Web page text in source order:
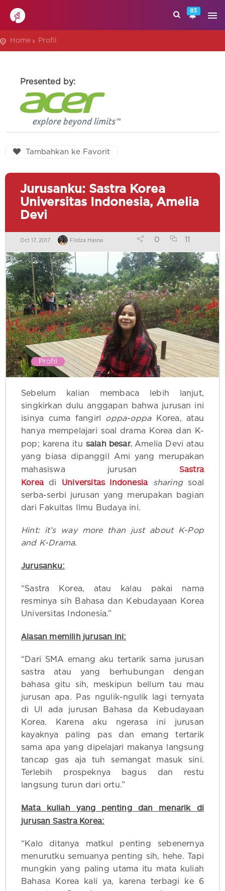
83
Home Profil
Presented by:
Tambahkan ke Favorit
Jurusanku: Sastra Korea
Universitas Indonesia, Amelia
Devi
Oct 17, 2017 Fildza Hasna 0 11
Profil
Sebelum kalian membaca lebih lanjut,
singkirkan dulu anggapan bahwa jurusan ini
isinya cuma fangirl oppa-oppaKorea, atau
hanya mempelajari soal drama Korea dan K-
pop; karena itu salah besar. Amelia Devi atau
yang biasa dipanggil Ami yang merupakan
mahasiswa jurusan Sastra
Koreadi Universitas Indonesia sharingsoal
serba-serbi jurusan yang merupakan bagian
dari Fakultas Ilmu Budaya ini.
Hint: it’s way more than just about K-Pop
and K-Drama.
Jurusanku:
“Sastra Korea, atau kalau pakai nama
resminya sih Bahasa dan Kebudayaan Korea
Universitas Indonesia.”
Alasan memilih jurusan ini:
“Dari SMA emang aku tertarik sama jurusan
sastra atau yang berhubungan dengan
bahasa gitu sih, meskipun bellum tau mau
jurusan apa. Pas ngulik-ngulik lagi ternyata
di UI ada jurusan Bahasa da Kebudayaan
Korea. Karena aku ngerasa ini jurusan
kayaknya paling pas dan emang tertarik
sama apa yang dipelajari makanya langsung
tancap gas aja tuh semangat masuk sini.
Terlebih prospeknya bagus dan restu
langsung turun dari ortu.”
Mata kuliah yang penting dan menarik di
jurusan Sastra Korea:
“Kalo ditanya matkul penting sebenernya
menurutku semuanya penting sih, hehe. Tapi
mungkin yang paling utama itu mata kuliah
Bahasa Korea kali ya, karena terbagi ke 6